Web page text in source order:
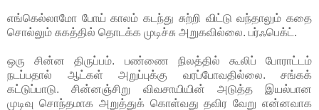
எங்கெல்லாமோ போய் காலம் கடந்து சுற்றி விட்டு வந்தாலும் கதை
சொல்லும் சுகத்தில் தொடக்க முடிச்சு அறுகவில்லை. பர்ஃபெக்ட்.
ஒரு சின்ன திருப்பம். பண்ணை நிலத்தில் கூலிப் போராட்டம்
நடப்பதால் ஆட்கள் அறுப்புக்கு வரப்போவதில்லை. சங்கக்
கட்டுப்பாடு. சின்னஞ்சிறு விவசாயியின் அடுத்த இயல்பான
முடிவு சொந்தமாக அறுத்துக் கொள்வது தவிரவேறு என்னவாக